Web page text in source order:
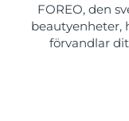
FOREO, den
beautyenheter,
förvandlar